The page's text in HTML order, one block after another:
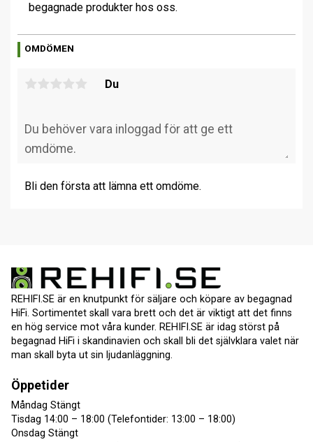
begagnade produkter hos oss.
OMDÖMEN
Du
Bli den första att lämna ett omdöme.
REHIFI.SE är en knutpunkt för säljare och köpare av begagnad
HiFi. Sortimentet skall vara brett och det är viktigt att det finns
en hög service mot våra kunder. REHIFI.SE är idag störst på
begagnad HiFi i skandinavien och skall bli det självklara valet när
man skall byta ut sin ljudanläggning.
Öppetider
Måndag Stängt
Tisdag 14:00 – 18:00 (Telefontider: 13:00 – 18:00)
Onsdag Stängt